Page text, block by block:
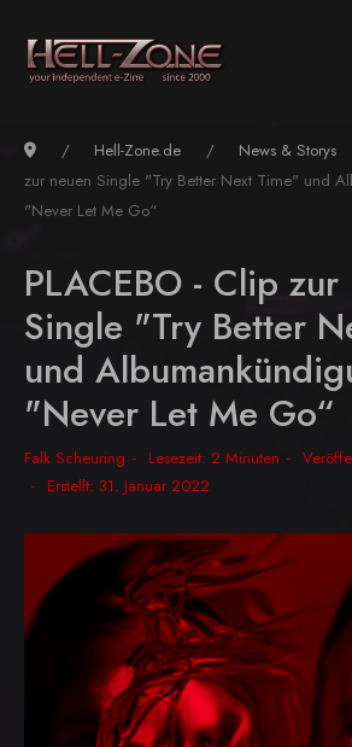
Hell-Zone.de News & Storys
zur neuen Single "Try Better Next Time" und
"Never Let Me Go“
PLACEBO - Clip zur
Single "Try Better
und
"Never Let Me Go“
Falk Scheuring Lesezeit: 2 Minuten
Erstellt: 31. Januar 2022